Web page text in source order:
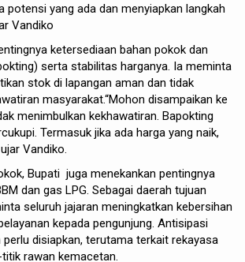
potensi yang ada dan menyiapkan langkah
Vandiko
ketersediaan bahan pokok dan
serta stabilitas harganya. Ia meminta
stok di lapangan aman dan tidak
masyarakat.“Mohon disampaikan ke
menimbulkan kekhawatiran. Bapokting
Termasuk jika ada harga yang naik,
Vandiko.
Bupati juga menekankan pentingnya
dan gas LPG. Sebagai daerah tujuan
seluruh jajaran meningkatkan kebersihan
kepada pengunjung. Antisipasi
disiapkan, terutama terkait rekayasa
rawan kemacetan.